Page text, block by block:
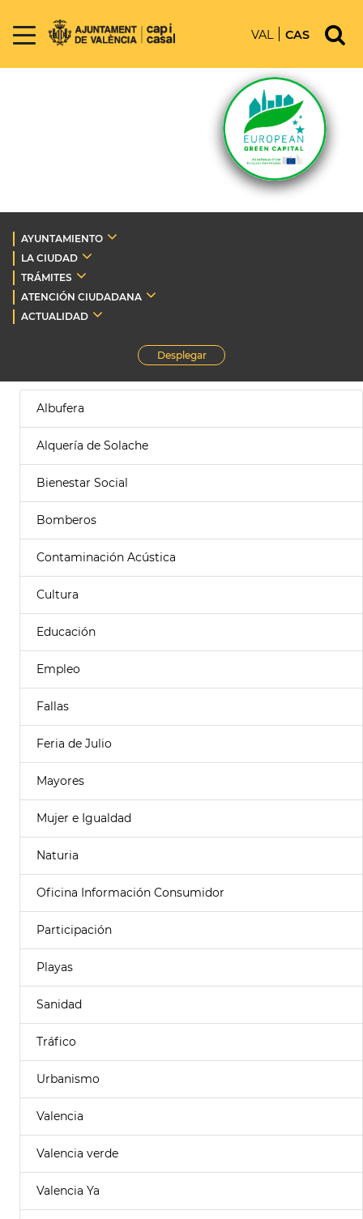
VAL CAS
AYUNTAMIENTO
LA CIUDAD
TRÁMITES
ATENCIÓN CIUDADANA
ACTUALIDAD
Desplegar
Albufera
Alquería de Solache
Bienestar Social
Bomberos
Contaminación Acústica
Cultura
Educación
Empleo
Fallas
Feria de Julio
Mayores
Mujer e Igualdad
Naturia
Oficina Información Consumidor
Participación
Playas
Sanidad
Tráfico
Urbanismo
Valencia
Valencia verde
Valencia Ya